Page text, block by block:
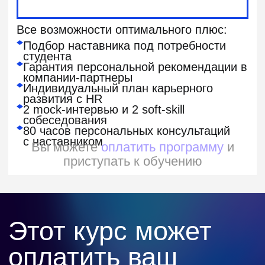
Игры разума
Вы разработаете инструмент для
настройки рабочего окружения
и управления проектами на JavaScript.
Он позволяет запускать любые
программы на JavaScript, эффективно
Poetry
пакетов и интеграция с другими
проектами